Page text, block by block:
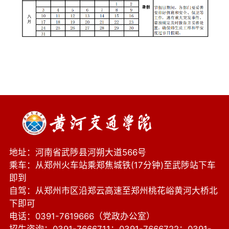
地址：河南省武陟县河朔大道566号
乘车：从郑州火车站乘郑焦城铁(17分钟)至武陟站下车
即到
自驾：从郑州市区沿郑云高速至郑州桃花峪黄河大桥北
下即可
电话：0391-7619666（党政办公室）